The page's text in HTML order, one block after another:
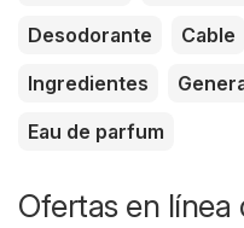
Desodorante
Cable
Ingredientes
Eau de parfum
Ofertas en línea